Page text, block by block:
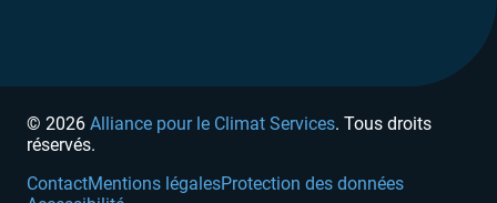
© 2026 Alliance pour le Climat Services. Tous droits
réservés.
ContactMentions légalesProtection des données